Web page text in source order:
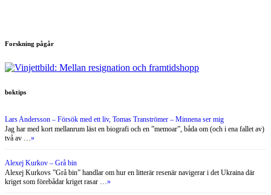
Forskning pågår
boktips
Lars Andersson – Försök med ett liv, Tomas Tranströmer – Minnena ser mig
Jag har med kort mellanrum läst en biografi och en ”memoar”, båda om (och i ena fallet av)
två av …»
Alexej Kurkov – Grå bin
Alexej Kurkovs ”Grå bin” handlar om hur en litterär resenär navigerar i det Ukraina där
kriget som förebådar kriget rasar …»